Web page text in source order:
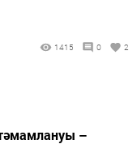
1415 0 2
–